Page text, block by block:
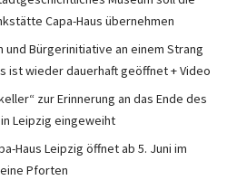
Capa-Haus übernehmen
und Bürgerinitiative an einem Strang
ist wieder dauerhaft geöffnet + Video
zur Erinnerung an das Ende des
Leipzig eingeweiht
Haus Leipzig öffnet ab 5. Juni im
Pforten